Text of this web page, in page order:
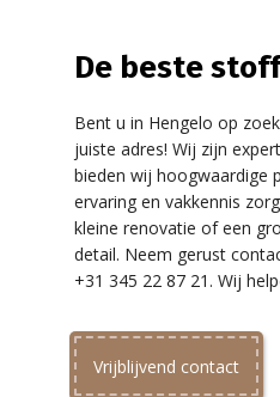
De beste
Bent u in Hengelo op
juiste adres! Wij zijn
bieden wij hoogwaardige
ervaring en vakkennis
kleine renovatie of een
detail. Neem gerust
+31 345 22 87 21. Wij
Vrijblijvend contact